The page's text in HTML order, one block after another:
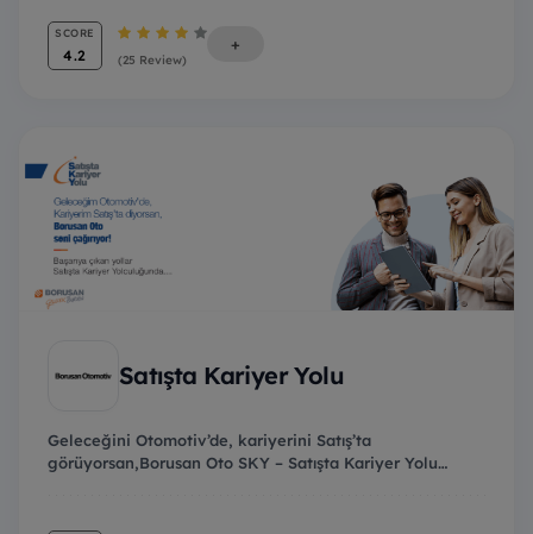
SCORE
4.2 (25 Review)
+
Satışta Kariyer Yolu
Geleceğini Otomotiv’de, kariyerini Satış’ta
görüyorsan,Borusan Oto SKY – Satışta Kariyer Yolu